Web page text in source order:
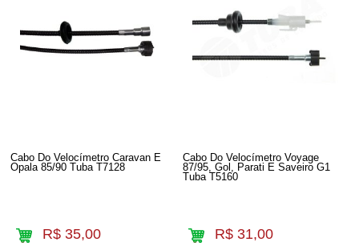
Cabo Do Velocímetro Caravan E
Opala 85/90 Tuba T7128
R$ 35,00
Cabo Do Velocímetro Voyage
87/95, Gol, Parati E Saveiro G1
Tuba T5160
R$ 31,00